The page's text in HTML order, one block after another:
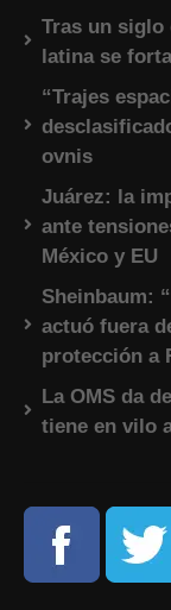
Tras un siglo
latina se
“Trajes
ovnis
Juárez: la
ante
México y EU
Sheinbaum:
actuó fuera
protección a
La OMS da
tiene en vilo